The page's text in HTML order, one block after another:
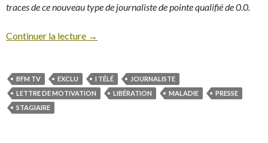
traces de ce nouveau type de journaliste de pointe qualifié de 0.0.
Continuer la lecture →
BFM TV EXCLU I TÉLÉ
JOURNALISTE
LETTRE DE MOTIVATION
LIBÉRATION MALADIE
PRESSE
STAGIAIRE